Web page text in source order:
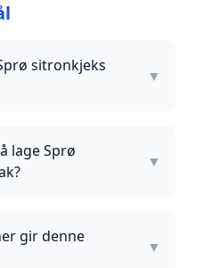
sitronkjeks
▼
lage Sprø
▼
gir denne
▼